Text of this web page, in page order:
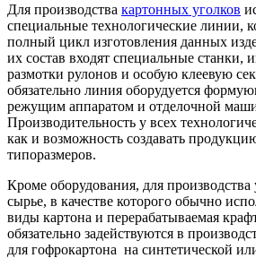
Для производства картонных уголков
специальные технологические линии,
полный цикл изготовления данных
их состав входят специальные станки,
размотки рулонов и особую клеевую
обязательно линия оборудуется
режущим аппаратом и отделочной
Производительность у всех
как и возможность создавать
типоразмеров.
Кроме оборудования, для производства
сырье, в качестве которого обычно
виды картона и перерабатываемая
обязательно задействуются в
для гофрокартона на синтетической